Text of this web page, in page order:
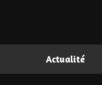
Actualité